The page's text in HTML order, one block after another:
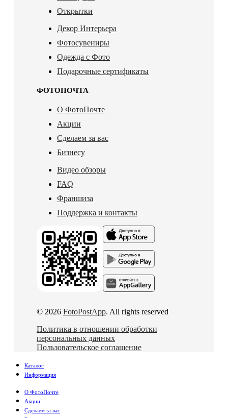
Открытки
Декор Интерьера
Фотосувениры
Одежда с Фото
Подарочные сертификаты
ФОТОПОЧТА
О ФотоПочте
Акции
Сделаем за вас
Бизнесу
Видео обзоры
FAQ
Франшиза
Поддержка и контакты
© 2026 FotoPostApp. All rights reserved
Политика в отношении обработки
персональных данных
Пользовательское соглашение
Каталог
Информация
О ФотоПочте
Акции
Сделаем за вас